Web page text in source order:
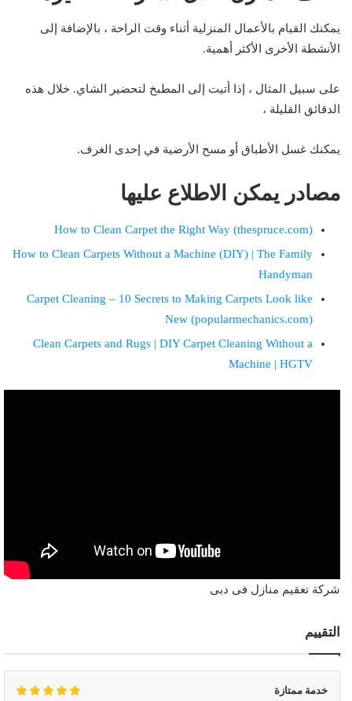
يمكنك القيام بالأعمال المنزلية أثناء وقت الراحة ، بالإضافة إلى
الأنشطة الأخرى الأكثر أهمية.
على سبيل المثال ، إذا أتيت إلى المطبخ لتحضير الشاي. خلال هذه
الدقائق القليلة ،
يمكنك غسل الأطباق أو مسح الأرضية في إحدى الغرف.
مصادر يمكن الاطلاع عليها
How to Clean Carpet the Right Way (thespruce.com)
How to Clean Carpets Without a Machine (DIY) | The Family
Handyman
Carpet Cleaning – 10 Secrets to Making Carpets Look like
New (popularmechanics.com)
Clean Carpets and Rugs | DIY Carpet Cleaning Without a
Machine | HGTV
شركة تعقيم منازل فى دبى
التقييم
خدمة ممتازة